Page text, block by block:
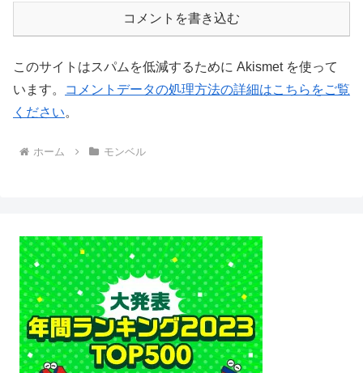
コメントを書き込む
このサイトはスパムを低減するために Akismet を使って
います。
コメントデータの処理方法の詳細はこちらをご覧
ください。
ホーム モンベル